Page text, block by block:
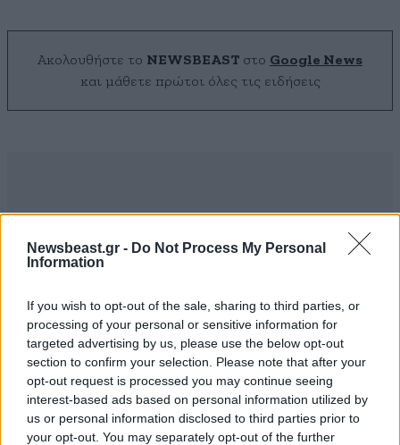
Newsbeast.gr - Do Not Process My Personal
Information
If you wish to opt-out of the sale, sharing to third parties, or
processing of your personal or sensitive information for
targeted advertising by us, please use the below opt-out
section to confirm your selection. Please note that after your
opt-out request is processed you may continue seeing
interest-based ads based on personal information utilized by
us or personal information disclosed to third parties prior to
your opt-out. You may separately opt-out of the further
Ακολουθήστε το NEWSBEAST στο Google News
και μάθετε πρώτοι όλες τις ειδήσεις
7 ΣΧΌΛΙΑ ΑΝΑΓΝΩΣΤΏΝ